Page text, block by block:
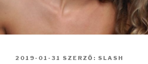
BEKÜLDVE:
2019-01-31 SZERZŐ: SLASH